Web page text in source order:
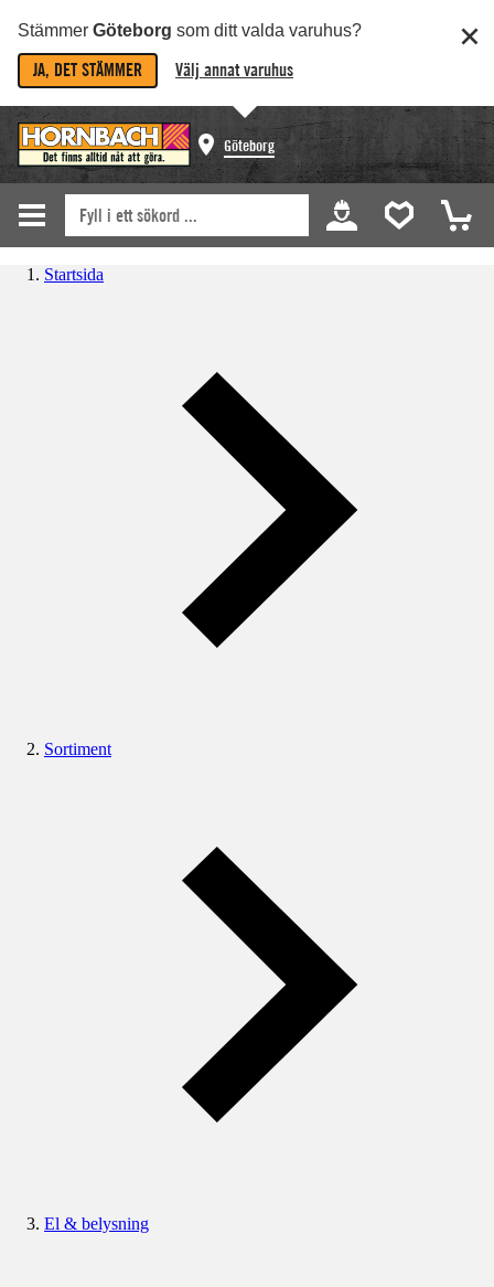
Stämmer Göteborg som ditt valda varuhus?
JA, DET STÄMMER Välj annat varuhus
Göteborg
Startsida
Sortiment
El & belysning